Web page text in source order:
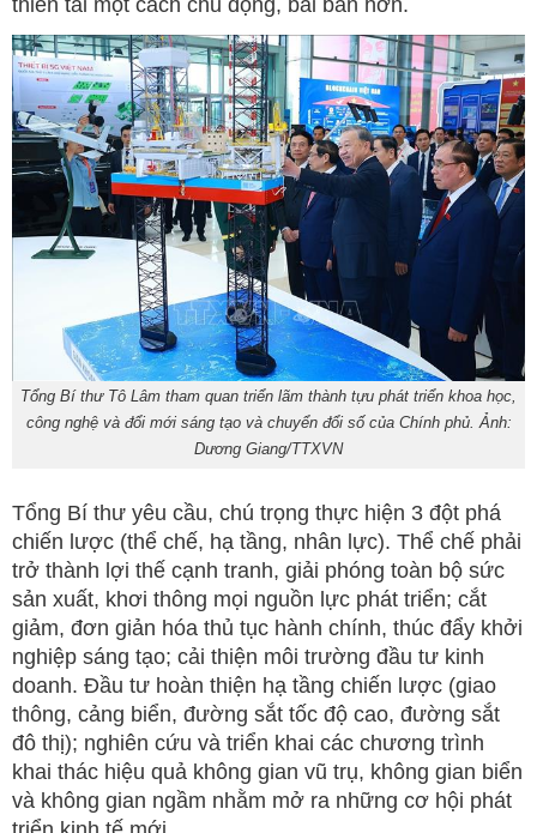
Tổng Bí thư Tô Lâm tham quan triển lãm thành tựu phát triển khoa học,
công nghệ và đổi mới sáng tạo và chuyển đổi số của Chính phủ. Ảnh:
Dương Giang/TTXVN
Tổng Bí thư yêu cầu, chú trọng thực hiện 3 đột phá
chiến lược (thể chế, hạ tầng, nhân lực). Thể chế phải
trở thành lợi thế cạnh tranh, giải phóng toàn bộ sức
sản xuất, khơi thông mọi nguồn lực phát triển; cắt
giảm, đơn giản hóa thủ tục hành chính, thúc đẩy khởi
nghiệp sáng tạo; cải thiện môi trường đầu tư kinh
doanh. Đầu tư hoàn thiện hạ tầng chiến lược (giao
thông, cảng biển, đường sắt tốc độ cao, đường sắt
đô thị); nghiên cứu và triển khai các chương trình
khai thác hiệu quả không gian vũ trụ, không gian biển
và không gian ngầm nhằm mở ra những cơ hội phát